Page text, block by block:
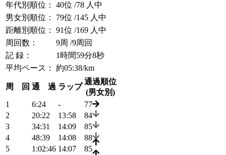
年代別順位：
40位 /78 人中
男女別順位：
79位 /145 人中
距離別順位：
91位 /169 人中
周回数：
9周 /9周回
記 録：
1時間59分8秒
平均ペース：
約05:38/km
周 回 通 過 ラップ
通過順位
(男女別)
1
6:24 -
77
2
20:22 13:58
84
3
34:31 14:09
85
4
48:39 14:08
88
5
1:02:46 14:07
85